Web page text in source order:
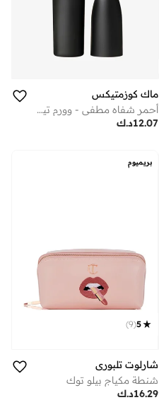
ماك كوزمتيكس
أحمر شفاه مطفي - وورم تيدي
د.ك12.07
بريميوم
5
(
9
)
شارلوت تلبوري
شنطة مكياج بيلو توك
د.ك16.29